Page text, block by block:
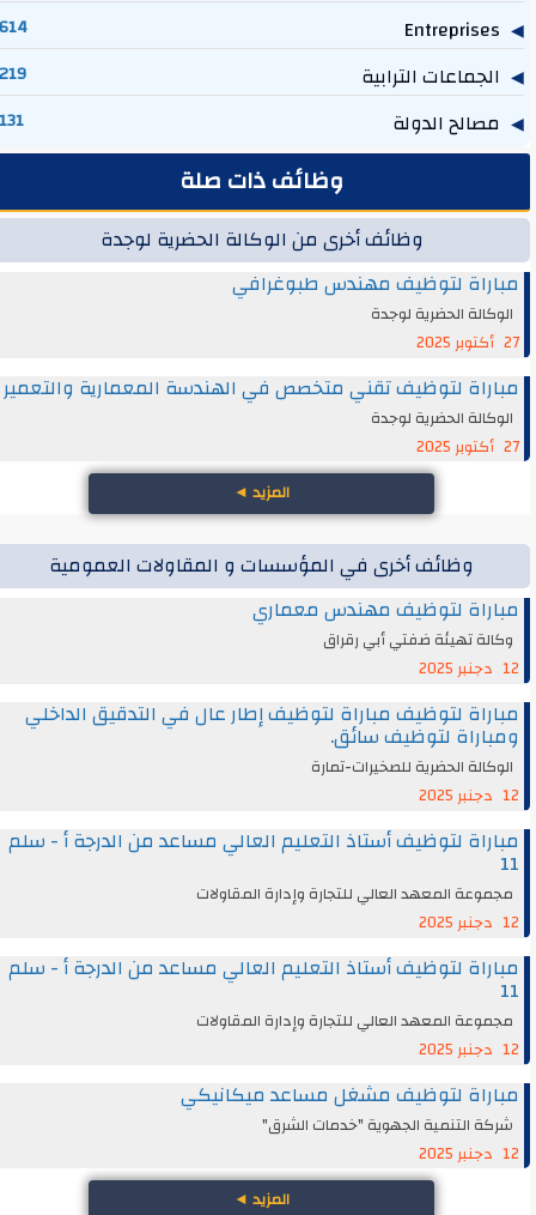
Entreprises
614
الجماعات الترابية 219
مصالح الدولة 131
وظائف ذات صلة
وظائف أخرى من الوكالة الحضرية لوجدة
مباراة لتوظيف مهندس طبوغرافي
الوكالة الحضرية لوجدة
27 أكتوبر 2025
مباراة لتوظيف تقني متخصص في الهندسة المعمارية والتعمير
الوكالة الحضرية لوجدة
27 أكتوبر 2025
المزيد◄
وظائف أخرى في المؤسسات و المقاولات العمومية
مباراة لتوظيف مهندس معماري
وكالة تهيئة ضفتي أبي رقراق
12 دجنبر 2025
مباراة لتوظيف مباراة لتوظيف إطار عال في التدقيق الداخلي
ومباراة لتوظيف سائق.
الوكالة الحضرية للصخيرات-تمارة
12 دجنبر 2025
مباراة لتوظيف أستاذ التعليم العالي مساعد من الدرجة أ - سلم
11
مجموعة المعهد العالي للتجارة وإدارة المقاولات
12 دجنبر 2025
مباراة لتوظيف أستاذ التعليم العالي مساعد من الدرجة أ - سلم
11
مجموعة المعهد العالي للتجارة وإدارة المقاولات
12 دجنبر 2025
مباراة لتوظيف مشغل مساعد ميكانيكي
شركة التنمية الجهوية "خدمات الشرق"
12 دجنبر 2025
المزيد◄